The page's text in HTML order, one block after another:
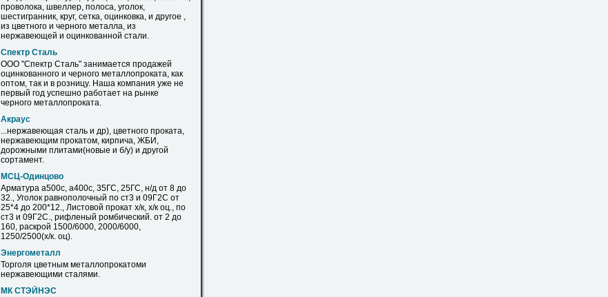
проволока, швеллер, полоса, уголок,
шестигранник, круг, сетка, оцинковка, и другое ,
из цветного и черного металла, из
нержавеющей и оцинкованной стали.
Спектр Сталь
ООО "Спектр Сталь" занимается продажей
оцинкованного и черного металлопроката, как
оптом, так и в розницу. Наша компания уже не
первый год успешно работает на рынке
черного металлопроката.
Акраус
...нержавеющая сталь и др), цветного проката,
нержавеющим прокатом, кирпича, ЖБИ,
дорожными плитами(новые и б/у) и другой
сортамент.
МСЦ-Одинцово
Арматура а500с, а400с, 35ГС, 25ГС, н/д от 8 до
32., Уголок равнополочный по ст3 и 09Г2С от
25*4 до 200*12., Листовой прокат х/к, х/к оц., по
ст3 и 09Г2С., рифленый ромбический. от 2 до
160, раскрой 1500/6000, 2000/6000,
1250/2500(х/к. оц).
Энергометалл
Торголя цветным металлопрокатоми
нержавеющими сталями.
МК СТЭЙНЭС